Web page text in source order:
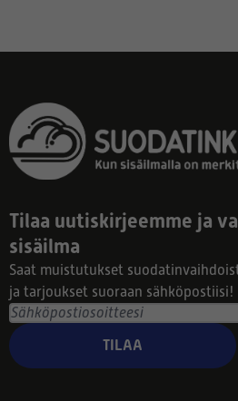
Tilaa uutiskirjeemme ja
sisäilma
Saat muistutukset
ja tarjoukset suoraan sähköpostiisi!
TILAA